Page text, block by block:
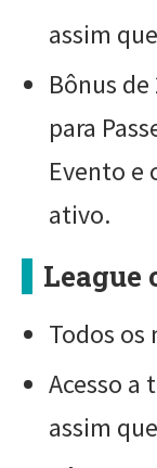
assim
Bônus
para
Evento e
ativo.
League
Todos os
Acesso a
assim